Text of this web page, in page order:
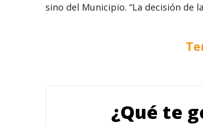
sino del Municipio. “La decisión de
¿Qué te